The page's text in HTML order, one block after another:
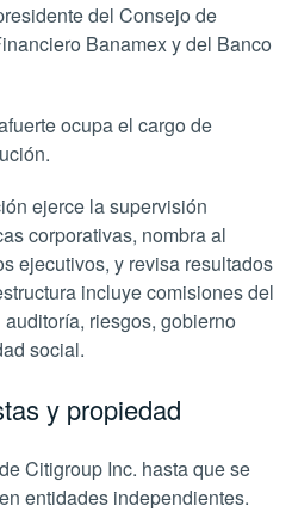
del Consejo de
Banamex y del Banco
ocupa el cargo de
ejerce la supervisión
corporativas, nombra al
ejecutivos, y revisa resultados
incluye comisiones del
riesgos, gobierno
social.
y propiedad
Citigroup Inc. hasta que se
entidades independientes.